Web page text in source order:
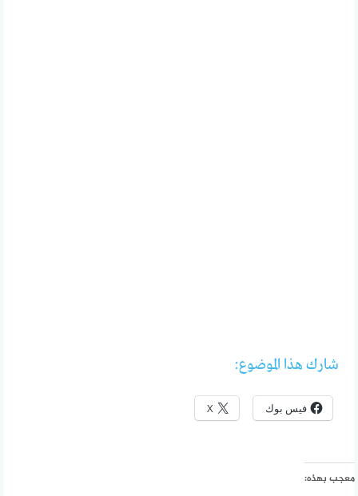
شارك هذا الموضوع:
فيس بوك X
معجب بهذه: